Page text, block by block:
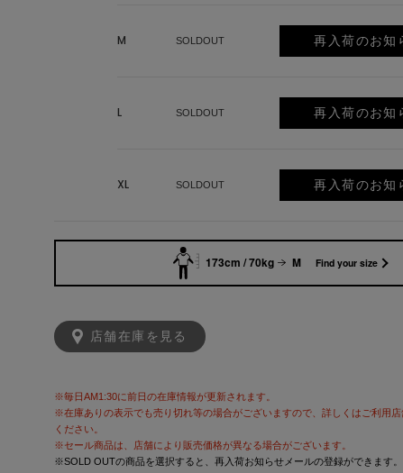
M SOLDOUT 再入荷のお知
L SOLDOUT 再入荷のお知
XL SOLDOUT 再入荷のお知
173cm / 70kg M Find your size
店舗在庫を見る
※毎日AM1:30に前日の在庫情報が更新されます。
※在庫ありの表示でも売り切れ等の場合がございますので、詳しくはご利用
ください。
※セール商品は、店舗により販売価格が異なる場合がございます。
※SOLD OUTの商品を選択すると、再入荷お知らせメールの登録ができます。